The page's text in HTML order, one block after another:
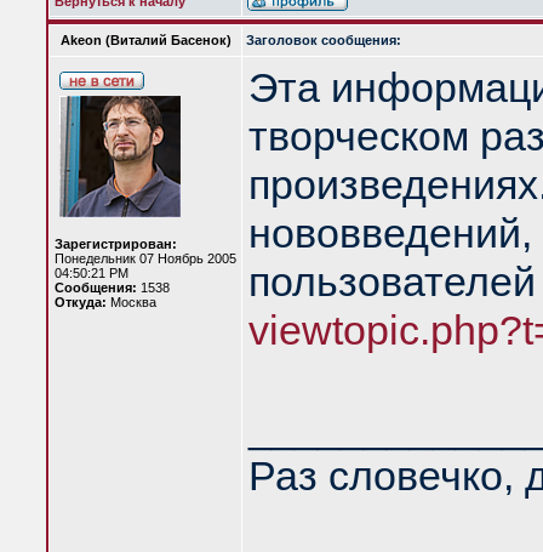
Akeon (Виталий Басенок) Заголовок сообщения:
Зарегистрирован:
Понедельник 07 Ноябрь 2005
04:50:21 PM
Сообщения: 1538
Откуда: Москва
Эта
творческом
Раз словечко,